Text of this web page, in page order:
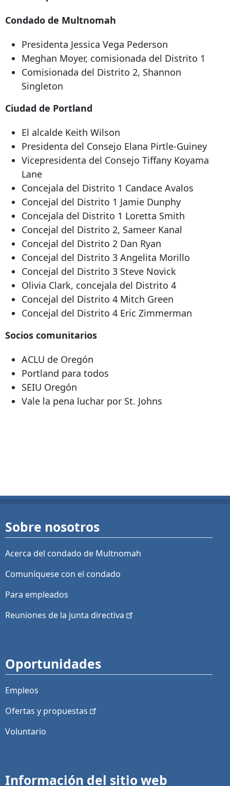
Condado de Multnomah
Presidenta Jessica Vega Pederson
Meghan Moyer, comisionada del Distrito 1
Comisionada del Distrito 2, Shannon
Singleton
Ciudad de Portland
El alcalde Keith Wilson
Presidenta del Consejo Elana Pirtle-Guiney
Vicepresidenta del Consejo Tiffany Koyama
Lane
Concejala del Distrito 1 Candace Avalos
Concejal del Distrito 1 Jamie Dunphy
Concejala del Distrito 1 Loretta Smith
Concejal del Distrito 2, Sameer Kanal
Concejal del Distrito 2 Dan Ryan
Concejal del Distrito 3 Angelita Morillo
Concejal del Distrito 3 Steve Novick
Olivia Clark, concejala del Distrito 4
Concejal del Distrito 4 Mitch Green
Concejal del Distrito 4 Eric Zimmerman
Socios comunitarios
ACLU de Oregón
Portland para todos
SEIU Oregón
Vale la pena luchar por St. Johns
Sobre nosotros
Acerca del condado de Multnomah
Comuníquese con el condado
Para empleados
Reuniones de la junta directiva
Oportunidades
Empleos
Ofertas y propuestas
Voluntario
Información del sitio web